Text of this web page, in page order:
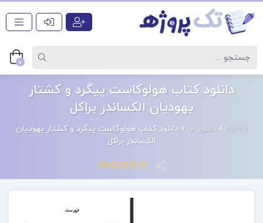
0
دانلود کتاب هولوکاست پیگرد و کشتار
یهودیان الکساندر براکل
Home
»دانلود ها »دانلود کتاب هولوکاست پیگرد و کشتار یهودیان
الکساندر براکل